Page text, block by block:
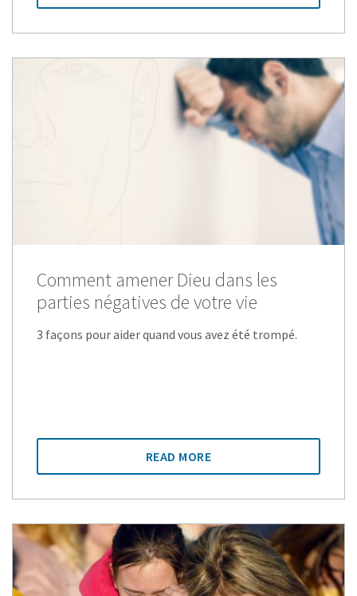
Comment amener Dieu dans les
parties négatives de votre vie
3 façons pour aider quand vous avez été trompé.
READ MORE